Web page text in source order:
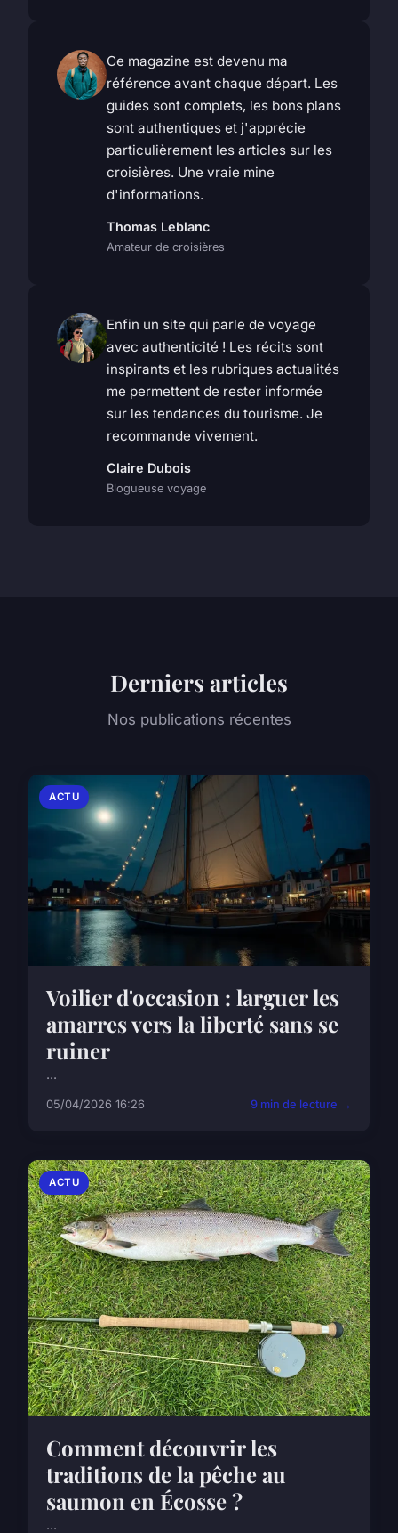
Ce magazine est devenu ma
référence avant chaque départ. Les
guides sont complets, les bons plans
sont authentiques et j'apprécie
particulièrement les articles sur les
croisières. Une vraie mine
d'informations.
Thomas Leblanc
Amateur de croisières
Enfin un site qui parle de voyage
avec authenticité ! Les récits sont
inspirants et les rubriques actualités
me permettent de rester informée
sur les tendances du tourisme. Je
recommande vivement.
Claire Dubois
Blogueuse voyage
Derniers articles
Nos publications récentes
ACTU
Voilier d'occasion : larguer les
amarres vers la liberté sans se
ruiner
...
05/04/2026 16:26 9 min de lecture →
ACTU
Comment découvrir les
traditions de la pêche au
saumon en Écosse ?
...